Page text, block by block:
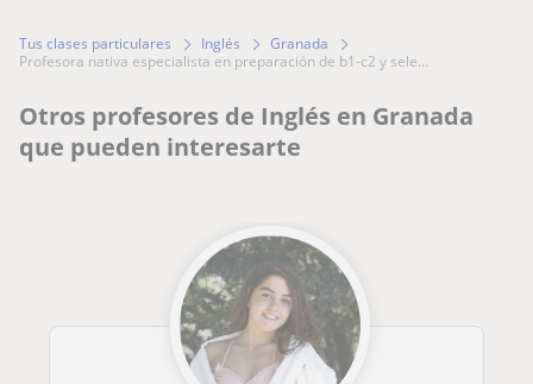
Tus clases particulares Inglés
Granada
profesora nativa especialista en preparación de b1-c2 y sele...
Otros profesores de Inglés en Granada
que pueden interesarte